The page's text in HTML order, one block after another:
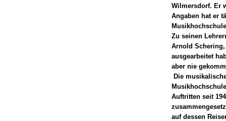
Wilmersdorf. Er
Angaben hat er
Zu seinen
Arnold
ausgearbeitet
aber nie
Die
Auftritten seit
auf dessen